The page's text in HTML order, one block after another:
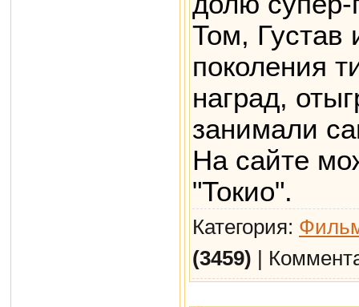
Том, Густав
поколения
наград,
занимали
На сайте
"Токио".
Категория:
(3459) |